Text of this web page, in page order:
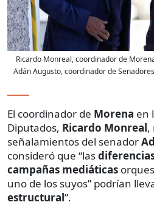
Ricardo Monreal, coordinador de
Adán Augusto, coordinador de
El coordinador de Morena en
Diputados, Ricardo Monreal,
señalamientos del senador
consideró que “las
campañas mediáticas
uno de los suyos” podrían
estructural”.